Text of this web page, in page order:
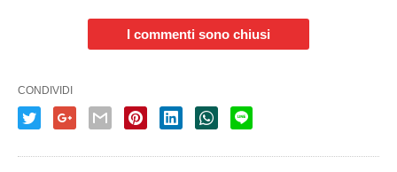
I commenti sono chiusi
CONDIVIDI